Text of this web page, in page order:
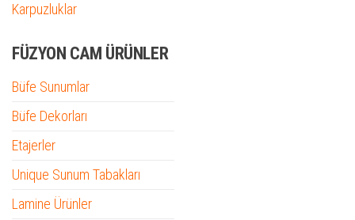
Karpuzluklar
FÜZYON CAM ÜRÜNLER
Büfe Sunumlar
Büfe Dekorları
Etajerler
Unique Sunum Tabakları
Lamine Ürünler